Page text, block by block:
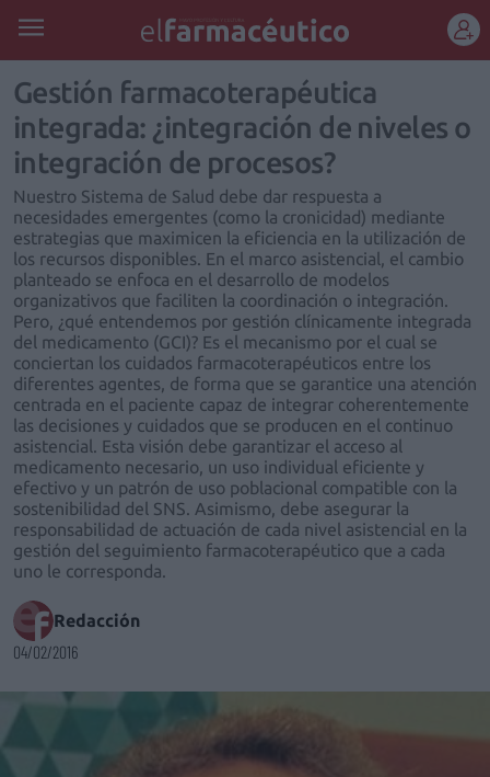
REGÍSTRATE
Gestión farmacoterapéutica
integrada: ¿integración de niveles o
integración de procesos?
Nuestro Sistema de Salud debe dar respuesta a
necesidades emergentes (como la cronicidad) mediante
estrategias que maximicen la eficiencia en la utilización de
los recursos disponibles. En el marco asistencial, el cambio
planteado se enfoca en el desarrollo de modelos
organizativos que faciliten la coordinación o integración.
Pero, ¿qué entendemos por gestión clínicamente integrada
del medicamento (GCI)? Es el mecanismo por el cual se
conciertan los cuidados farmacoterapéuticos entre los
diferentes agentes, de forma que se garantice una atención
centrada en el paciente capaz de integrar coherentemente
las decisiones y cuidados que se producen en el continuo
asistencial. Esta visión debe garantizar el acceso al
medicamento necesario, un uso individual eficiente y
efectivo y un patrón de uso poblacional compatible con la
sostenibilidad del SNS. Asimismo, debe asegurar la
responsabilidad de actuación de cada nivel asistencial en la
gestión del seguimiento farmacoterapéutico que a cada
uno le corresponda.
Redacción
04/02/2016